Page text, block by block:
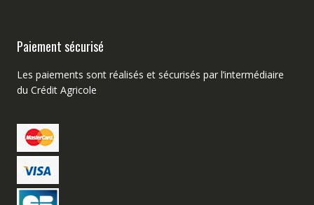
Paiement sécurisé
Les paiements sont réalisés et sécurisés par l’intermédiaire
du Crédit Agricole